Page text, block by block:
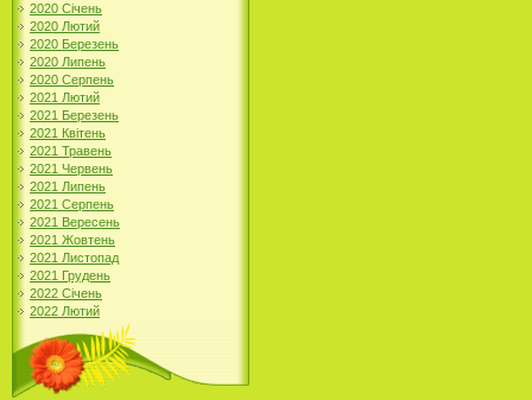
2020 Січень
2020 Лютий
2020 Березень
2020 Липень
2020 Серпень
2021 Лютий
2021 Березень
2021 Квітень
2021 Травень
2021 Червень
2021 Липень
2021 Серпень
2021 Вересень
2021 Жовтень
2021 Листопад
2021 Грудень
2022 Січень
2022 Лютий